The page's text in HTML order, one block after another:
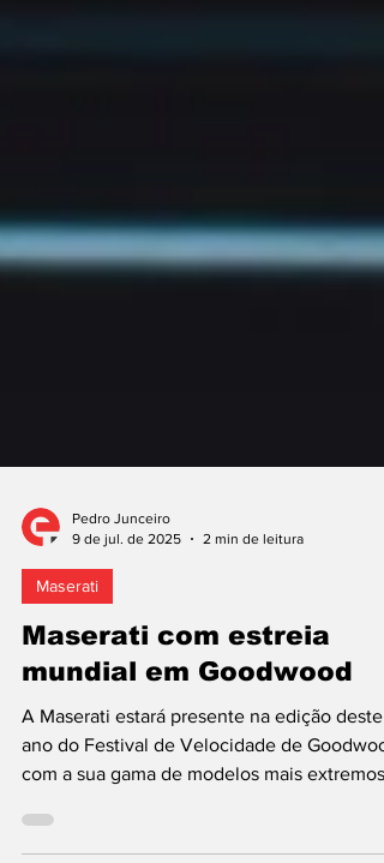
Pedro Junceiro
9 de jul. de 2025
2 min de leitura
Maserati com estreia
mundial em Goodwood
A Maserati estará presente na edição deste
ano do Festival de Velocidade de